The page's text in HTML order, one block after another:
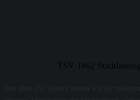
TSV 1862